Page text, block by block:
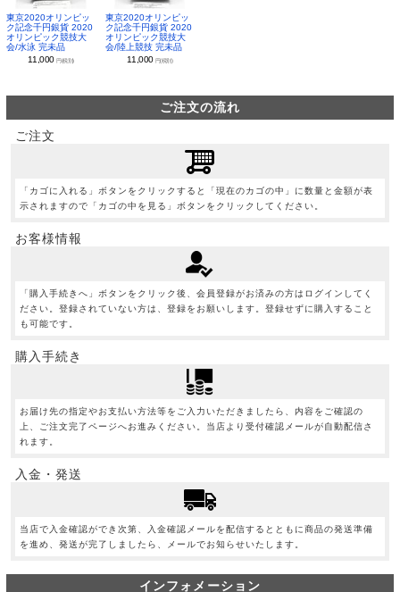
東京2020オリンピッ
ク記念千円銀貨 2020
オリンピック競技大
会/水泳 完未品
11,000円(税別)
東京2020オリンピッ
ク記念千円銀貨 2020
オリンピック競技大
会/陸上競技 完未品
11,000 円(税別)
ご注文の流れ
ご注文
「カゴに入れる」ボタンをクリックすると「現在のカゴの中」に数量と金額が表
示されますので「カゴの中を見る」ボタンをクリックしてください。
お客様情報
「購入手続きへ」ボタンをクリック後、会員登録がお済みの方はログインしてく
ださい。登録されていない方は、登録をお願いします。登録せずに購入すること
も可能です。
購入手続き
お届け先の指定やお支払い方法等をご入力いただきましたら、内容をご確認の
上、ご注文完了ページへお進みください。当店より受付確認メールが自動配信さ
れます。
入金・発送
当店で入金確認ができ次第、入金確認メールを配信するとともに商品の発送準備
を進め、発送が完了しましたら、メールでお知らせいたします。
インフォメーション